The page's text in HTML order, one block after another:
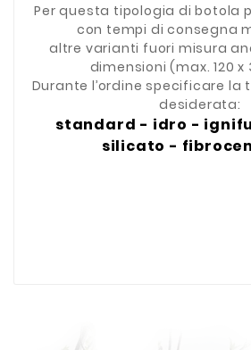
Per questa tipologia di botola
con tempi di consegna
altre varianti fuori misura
dimensioni (max. 120 x
Durante l’ordine specificare la
desiderata:
standard - idro -
silicato -